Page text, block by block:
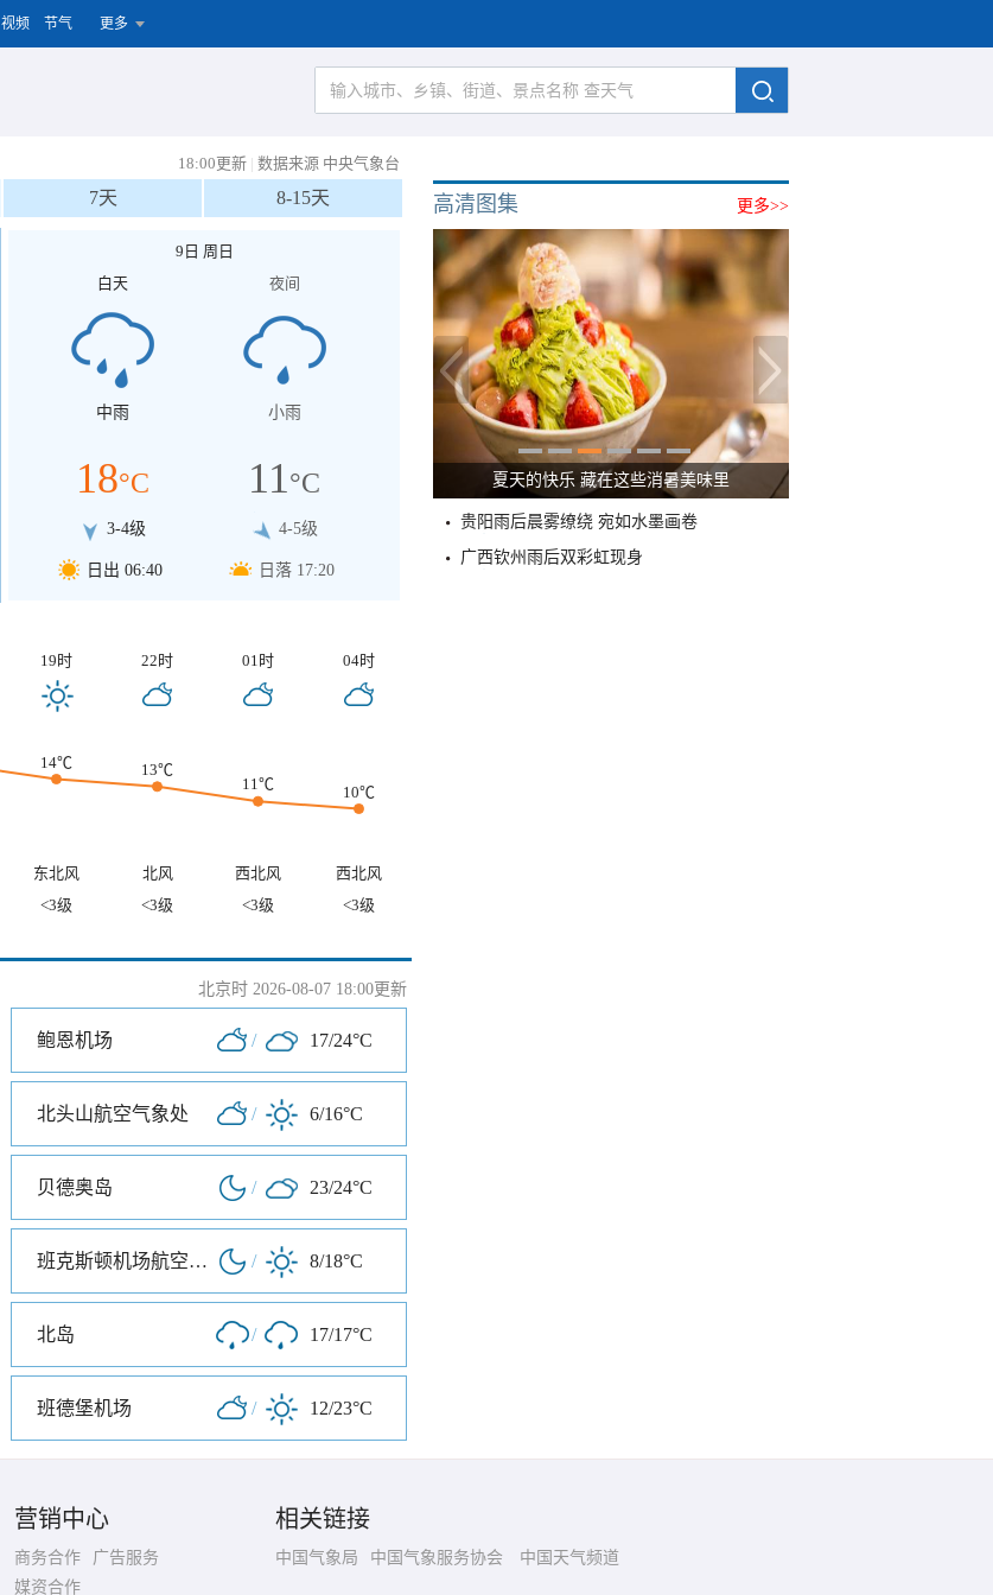
视频 节气 更多
18:00更新 | 数据来源 中央气象台
7天 8-15天
9日 周日
白天
中雨
18°C
3-4级
日出 06:40
夜间
小雨
11°C
4-5级
日落 17:20
19时 22时 01时 04时
14℃
13℃
11℃
10℃
东北风 北风 西北风
西北风
<3级 <3级 <3级 <3级
北京时 2026-08-07 18:00更新
鲍恩机场 / 17/24°C
北头山航空气象处 / 6/16°C
贝德奥岛 / 23/24°C
班克斯顿机场航空气象处 / 8/18°C
北岛 / 17/17°C
班德堡机场 / 12/23°C
更多>>
高清图集
夏天的快乐 藏在这些消暑美味里
贵阳雨后晨雾缭绕 宛如水墨画卷
广西钦州雨后双彩虹现身
营销中心
商务合作
广告服务
媒资合作
相关链接
中国气象局 中国气象服务协会 中国天气频道